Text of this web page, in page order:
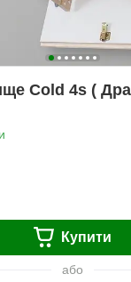
Cold 4s (
Купити
або